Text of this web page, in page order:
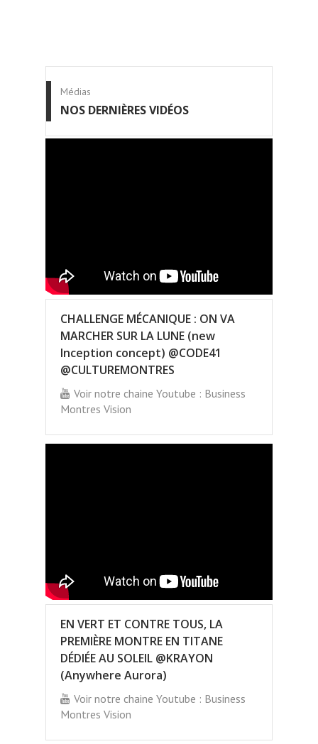
Médias
NOS DERNIÈRES VIDÉOS
CHALLENGE MÉCANIQUE : ON VA
MARCHER SUR LA LUNE (new
Inception concept) @CODE41
@CULTUREMONTRES
Voir notre chaine Youtube : Business
Montres Vision
EN VERT ET CONTRE TOUS, LA
PREMIÈRE MONTRE EN TITANE
DÉDIÉE AU SOLEIL @KRAYON
(Anywhere Aurora)
Voir notre chaine Youtube : Business
Montres Vision